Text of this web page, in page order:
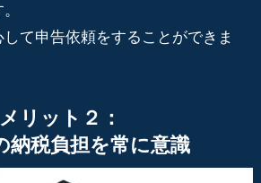
て申告依頼をすることができま
メリット２：
納税負担を常に意識